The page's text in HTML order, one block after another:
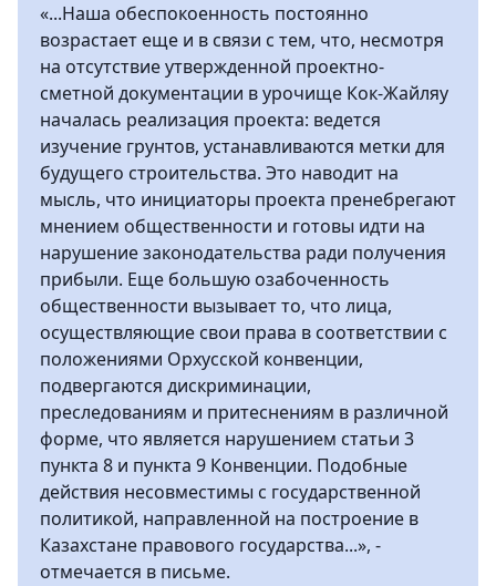
«...Наша обеспокоенность постоянно
возрастает еще и в связи с тем, что, несмотря
на отсутствие утвержденной проектно-
сметной документации в урочище Кок-Жайляу
началась реализация проекта: ведется
изучение грунтов, устанавливаются метки для
будущего строительства. Это наводит на
мысль, что инициаторы проекта пренебрегают
мнением общественности и готовы идти на
нарушение законодательства ради получения
прибыли. Еще большую озабоченность
общественности вызывает то, что лица,
осуществляющие свои права в соответствии с
положениями Орхусской конвенции,
подвергаются дискриминации,
преследованиям и притеснениям в различной
форме, что является нарушением статьи 3
пункта 8 и пункта 9 Конвенции. Подобные
действия несовместимы с государственной
политикой, направленной на построение в
Казахстане правового государства...», -
отмечается в письме.